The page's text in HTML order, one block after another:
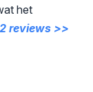
het
reviews >>